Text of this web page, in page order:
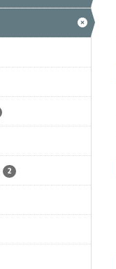
2